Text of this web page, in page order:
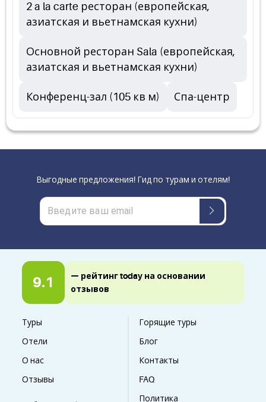
2 a la carte ресторан (европейская,
азиатская и вьетнамская кухни)
Основной ресторан Sala (европейская,
азиатская и вьетнамская кухни)
Конференц-зал (105 кв м) Спа-центр
9.1
— рейтинг today на основании
отзывов
Туры
Горящие туры
Отели
Блог
О нас
Контакты
Отзывы
FAQ
Политика
Выгодные предложения! Гид по турам и отелям!